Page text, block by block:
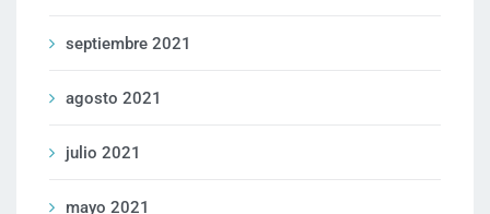
septiembre 2021
agosto 2021
julio 2021
mayo 2021